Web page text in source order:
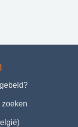
zoeken